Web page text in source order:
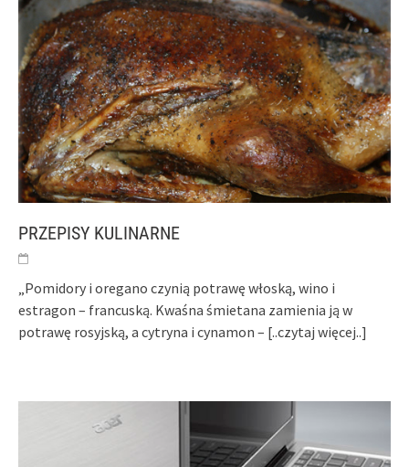
PRZEPISY KULINARNE
„Pomidory i oregano czynią potrawę włoską, wino i
estragon – francuską. Kwaśna śmietana zamienia ją w
potrawę rosyjską, a cytryna i cynamon – [..czytaj więcej..]